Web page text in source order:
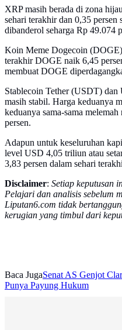
XRP masih berada di zona
sehari terakhir dan 0,35
dibanderol seharga Rp 49.074
Koin Meme Dogecoin
terakhir DOGE naik 6,45
membuat DOGE
Stablecoin Tether (USDT)
masih stabil. Harga keduanya
keduanya sama-sama
persen.
Adapun untuk keseluruhan
level USD 4,05 triliun atau
3,83 persen dalam sehari
Disclaimer: Setiap keputusan
Pelajari dan analisis sebelum
Liputan6.com tidak
kerugian yang timbul dari
Baca JugaSenat AS Genjot
Punya Payung Hukum